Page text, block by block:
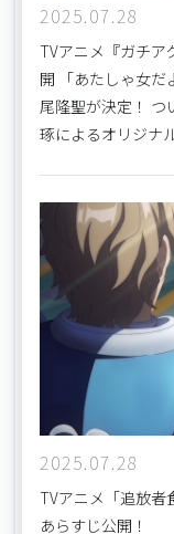
2025.07.28
TVアニメ『ガチア
開 「あたしゃ女だ
尾隆聖が決定！ つ
琢によるオリジナ
2025.07.28
TVアニメ「追放者
あらすじ公開！